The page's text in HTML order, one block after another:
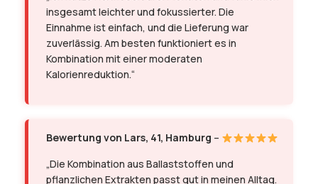
insgesamt leichter und fokussierter. Die
Einnahme ist einfach, und die Lieferung war
zuverlässig. Am besten funktioniert es in
Kombination mit einer moderaten
Kalorienreduktion.“
Bewertung von Lars, 41, Hamburg –
„Die Kombination aus Ballaststoffen und
pflanzlichen Extrakten passt gut in meinen Alltag.